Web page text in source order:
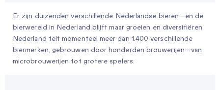
Er zijn duizenden verschillende Nederlandse bieren—en de
bierwereld in Nederland blijft maar groeien en diversifiëren.
Nederland telt momenteel meer dan 1.400 verschillende
biermerken, gebrouwen door honderden brouwerijen—van
microbrouwerijen tot grotere spelers.